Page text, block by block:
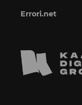
Errori.net